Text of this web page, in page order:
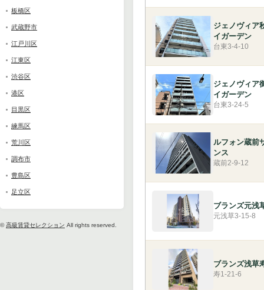
板橋区
武蔵野市
江戸川区
江東区
渋谷区
港区
目黒区
練馬区
荒川区
調布市
豊島区
足立区
©高級賃貸セレクション All rights reserved.
ジェノヴィア
イガーデン
台東3-4-10
ジェノヴィア
イガーデン
台東3-24-5
ルフォン蔵前
ンス
蔵前2-9-12
ブランズ元浅
元浅草3-15-8
ブランズ浅草
寿1-21-6